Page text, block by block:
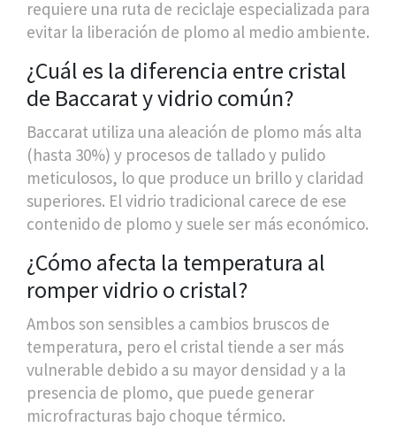
requiere una ruta de reciclaje especializada para
evitar la liberación de plomo al medio ambiente.
¿Cuál es la diferencia entre cristal
de Baccarat y vidrio común?
Baccarat utiliza una aleación de plomo más alta
(hasta 30%) y procesos de tallado y pulido
meticulosos, lo que produce un brillo y claridad
superiores. El vidrio tradicional carece de ese
contenido de plomo y suele ser más económico.
¿Cómo afecta la temperatura al
romper vidrio o cristal?
Ambos son sensibles a cambios bruscos de
temperatura, pero el cristal tiende a ser más
vulnerable debido a su mayor densidad y a la
presencia de plomo, que puede generar
microfracturas bajo choque térmico.